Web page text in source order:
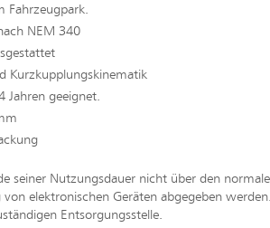
Fahrzeugpark.
NEM 340
Kurzkupplungskinematik
Jahren geeignet.
seiner Nutzungsdauer nicht über den
elektronischen Geräten abgegeben
Entsorgungsstelle.